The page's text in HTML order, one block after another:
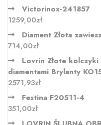
Victorinox-241857
1259,00zł
Diament Złota
714,00zł
Lovrin Złote
diamentami Brylanty
2571,93zł
Festina F20511-4
351,00zł